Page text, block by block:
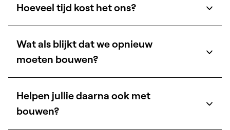
Hoeveel tijd kost het ons?
Wat als blijkt dat we opnieuw
moeten bouwen?
Helpen jullie daarna ook met
bouwen?